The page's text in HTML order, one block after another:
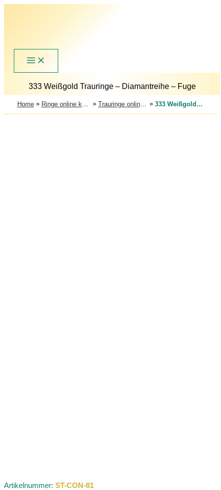
333 Weißgold Trauringe – Diamantreihe – Fuge
Home» » Trauringe online kaufen – große Auswahl an Eheringen » 333 Weißgold Trauringe – Diamantreihe – Fuge
Artikelnummer: ST-CON-81